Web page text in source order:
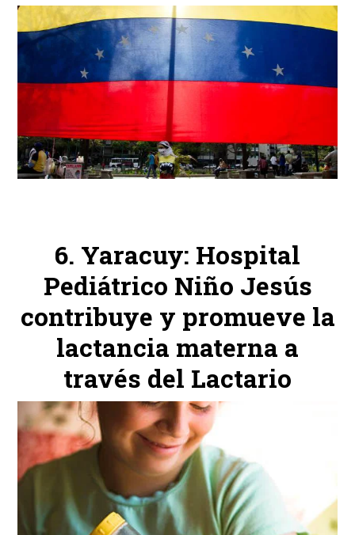
Yaracuy: Hospital
Pediátrico Niño Jesús
contribuye y promueve la
lactancia materna a
través del Lactario